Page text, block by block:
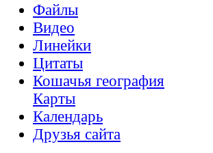
Файлы
Видео
Линейки
Цитаты
Кошачья география
Карты
Календарь
Друзья сайта